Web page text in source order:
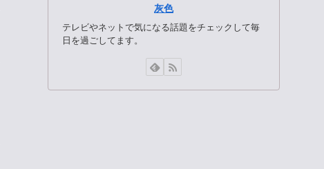
灰色
テレビやネットで気になる話題をチェックして毎
日を過ごしてます。